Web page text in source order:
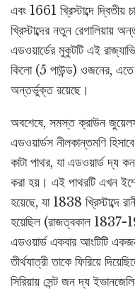
এবং 1661 খ্রিস্টাব্দে দ্বিতীয়
খ্রিস্টাব্দের নতুন রেগালিয়ায়
এডওয়ার্ডের মুকুটটি এই
কিলো (5 পাউন্ড) ওজনের,
অন্তর্ভুক্ত রয়েছে।
অবশেষে, সমস্ত ক্রাউন
এডওয়ার্ডস নীলকান্তমণি
কাটা পাথর, যা এডওয়ার্ড দ্য
করা হয়। এই পাথরটি এখন
হয়েছে, যা 1838 খ্রিস্টাব্দে
হয়েছিল (রাজত্বকাল 1837-
এডওয়ার্ড একবার আংটিটি
তীর্থযাত্রী তাকে ফিরিয়ে
সিরিয়ায় সেন্ট জন দ্য